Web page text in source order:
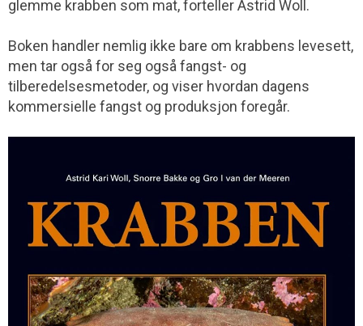
glemme krabben som mat, forteller Astrid Woll.
Boken handler nemlig ikke bare om krabbens levesett,
men tar også for seg også fangst- og
tilberedelsesmetoder, og viser hvordan dagens
kommersielle fangst og produksjon foregår.